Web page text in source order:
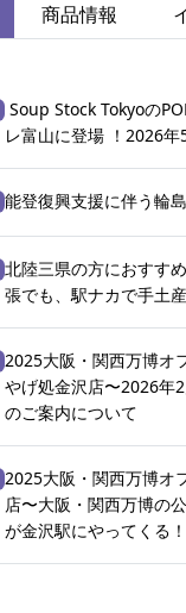
商品情報
Soup Stock Tokyoの
レ富山に登場 ！2026年
能登復興支援に伴う輪
北陸三県の方におすす
張でも、駅ナカで手土産
2025大阪・関西万博オ
やげ処金沢店〜2026年
のご案内について
2025大阪・関西万博オ
店〜大阪・関西万博の
が金沢駅にやってくる！